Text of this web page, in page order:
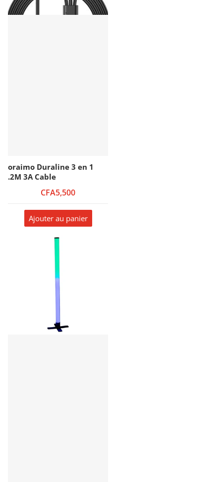
oraimo Duraline 3 en 1
.2M 3A Cable
CFA5,500
Ajouter au panier